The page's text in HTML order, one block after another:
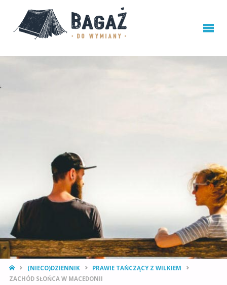
STRONA
GŁÓWNA
(NIECO)DZIENNIK
PRAWIE TAŃCZĄCY Z WILKIEM
ZACHÓD SŁOŃCA W MACEDONII